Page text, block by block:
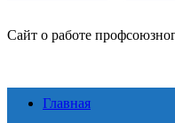
Сайт о работе
Главная